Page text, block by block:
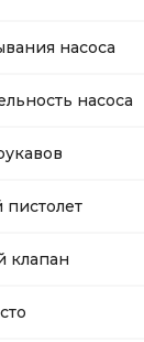
насоса
насоса
пистолет
клапан